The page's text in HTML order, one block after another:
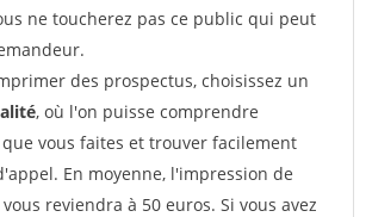
ne toucherez pas ce public qui peut
des prospectus, choisissez un
, où l'on puisse comprendre
vous faites et trouver facilement
En moyenne, l'impression de
reviendra à 50 euros. Si vous avez